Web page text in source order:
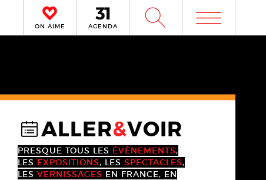
ON AIME AGENDA W m
@ALLER&VOIR
PRESQUE TOUS LES ÉVÈNEMENTS,
LES EXPOSITIONS, LES SPECTACLES,
LES VERNISSAGES EN FRANCE, EN